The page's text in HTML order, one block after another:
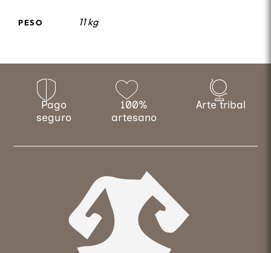
PESO 11 kg
Pago
seguro
100%
artesano
Arte tribal